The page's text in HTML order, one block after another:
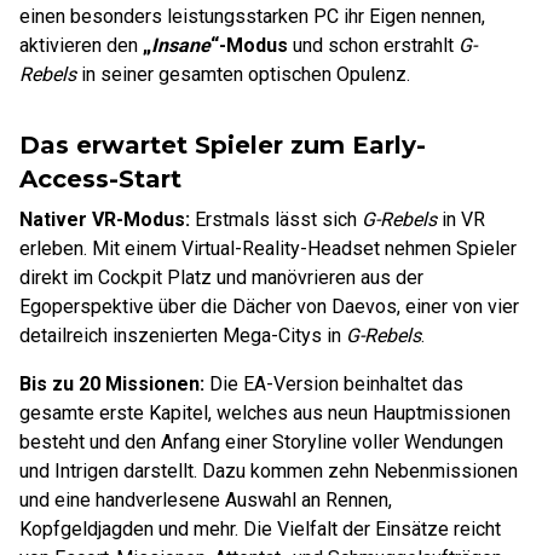
einen besonders leistungsstarken PC ihr Eigen nennen,
aktivieren den „Insane“-Modus und schon erstrahlt G-
Rebelsin seiner gesamten optischen Opulenz.
Das erwartet Spieler zum Early-
Access-Start
Nativer VR-Modus: Erstmals lässt sich G-Rebelsin VR
erleben. Mit einem Virtual-Reality-Headset nehmen Spieler
direkt im Cockpit Platz und manövrieren aus der
Egoperspektive über die Dächer von Daevos, einer von vier
detailreich inszenierten Mega-Citys in G-Rebels.
Bis zu 20 Missionen: Die EA-Version beinhaltet das
gesamte erste Kapitel, welches aus neun Hauptmissionen
besteht und den Anfang einer Storyline voller Wendungen
und Intrigen darstellt. Dazu kommen zehn Nebenmissionen
und eine handverlesene Auswahl an Rennen,
Kopfgeldjagden und mehr. Die Vielfalt der Einsätze reicht